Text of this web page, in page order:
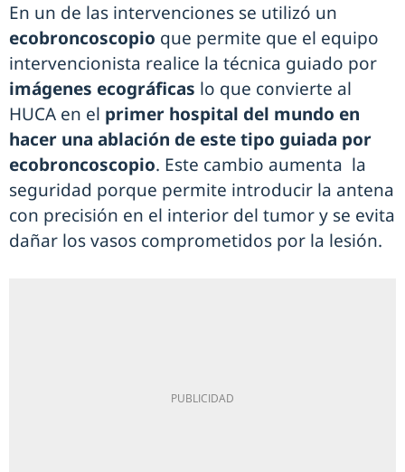
En un de las intervenciones se utilizó un
ecobroncoscopio que permite que el equipo
intervencionista realice la técnica guiado por
imágenes ecográficas lo que convierte al
HUCA en el primer hospital del mundo en
hacer una ablación de este tipo guiada por
ecobroncoscopio. Este cambio aumenta la
seguridad porque permite introducir la antena
con precisión en el interior del tumor y se evita
dañar los vasos comprometidos por la lesión.